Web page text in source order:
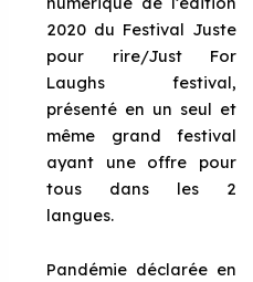
2020 du Festival Juste
pour rire/Just For
Laughs festival,
présenté en un seul et
même grand festival
ayant une offre pour
tous dans les 2
langues.
Pandémie déclarée en